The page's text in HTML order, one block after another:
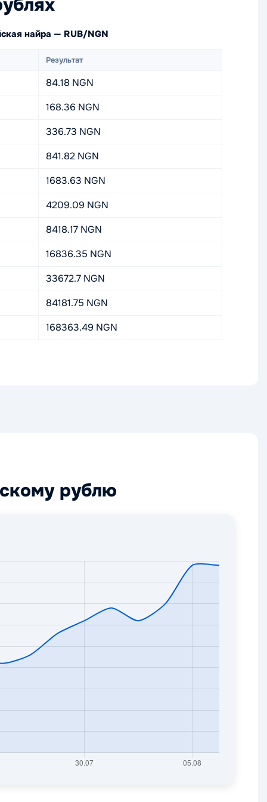
найра — RUB/NGN
Результат
84.18 NGN
168.36 NGN
336.73 NGN
841.82 NGN
1683.63 NGN
4209.09 NGN
8418.17 NGN
16836.35 NGN
33672.7 NGN
84181.75 NGN
168363.49 NGN
рублю